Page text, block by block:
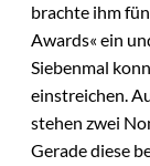
brachte ihm
Awards« ein
Siebenmal
einstreichen.
stehen zwei
Gerade diese